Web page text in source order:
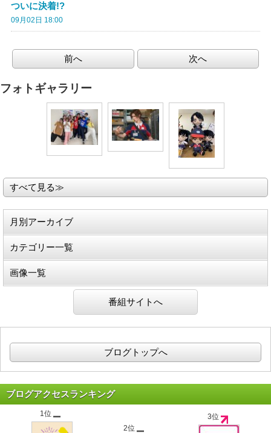
ついに決着!?
09月02日 18:00
前へ 次へ
フォトギャラリー
すべて見る≫
月別アーカイブ
カテゴリー一覧
画像一覧
番組サイトへ
ブログトップへ
ブログアクセスランキング
1位
2位
3位